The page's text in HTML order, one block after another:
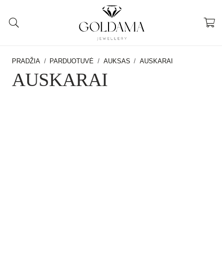
PRADŽIA / PARDUOTUVĖ / AUKSAS / AUSKARAI
AUSKARAI